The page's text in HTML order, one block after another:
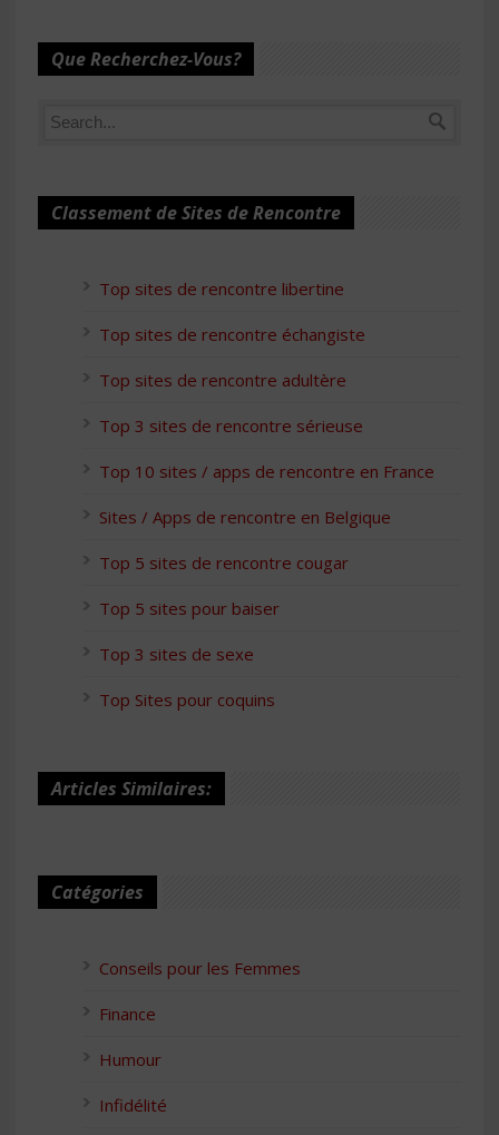
Que Recherchez-Vous?
Classement de Sites de Rencontre
Top sites de rencontre libertine
Top sites de rencontre échangiste
Top sites de rencontre adultère
Top 3 sites de rencontre sérieuse
Top 10 sites / apps de rencontre en France
Sites / Apps de rencontre en Belgique
Top 5 sites de rencontre cougar
Top 5 sites pour baiser
Top 3 sites de sexe
Top Sites pour coquins
Articles Similaires:
Catégories
Conseils pour les Femmes
Finance
Humour
Infidélité